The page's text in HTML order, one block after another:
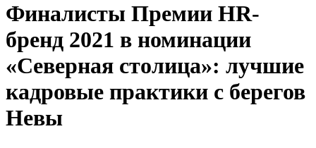
Финалисты Премии HR-
бренд 2021 в номинации
«Северная столица»: лучшие
кадровые практики с берегов
Невы